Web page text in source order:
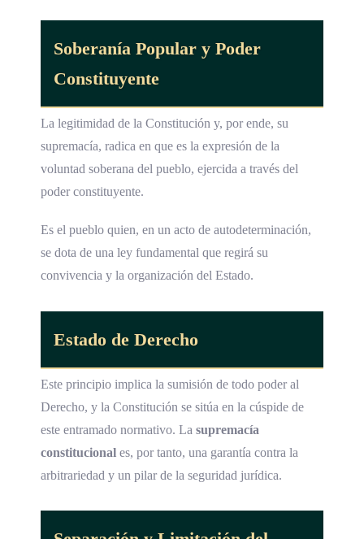
Soberanía Popular y Poder
Constituyente
La legitimidad de la Constitución y, por ende, su
supremacía, radica en que es la expresión de la
voluntad soberana del pueblo, ejercida a través del
poder constituyente.
Es el pueblo quien, en un acto de autodeterminación,
se dota de una ley fundamental que regirá su
convivencia y la organización del Estado.
Estado de Derecho
Este principio implica la sumisión de todo poder al
Derecho, y la Constitución se sitúa en la cúspide de
este entramado normativo. La supremacía
constitucional es, por tanto, una garantía contra la
arbitrariedad y un pilar de la seguridad jurídica.